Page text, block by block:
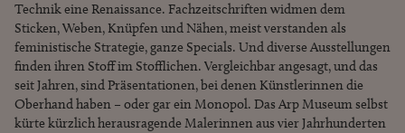
Technik eine Renaissance. Fachzeitschriften widmen dem
Sticken, Weben, Knüpfen und Nähen, meist verstanden als
feministische Strategie, ganze Specials. Und diverse Ausstellungen
finden ihren Stoff im Stofflichen. Vergleichbar angesagt, und das
seit Jahren, sind Präsentationen, bei denen Künstlerinnen die
Oberhand haben – oder gar ein Monopol. Das Arp Museum selbst
kürte kürzlich herausragende Malerinnen aus vier Jahrhunderten